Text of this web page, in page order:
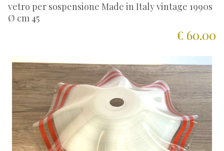
vetro per sospensione Made in Italy vintage 1990s
Ø cm 45
€ 60.00